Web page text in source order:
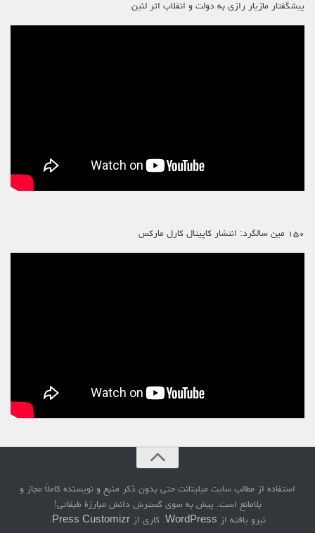
پیشگفتار مازیار رازی به دولت و انقلاب اثر لنین
۱۵۰ مین سالگرد: انتشار کاپیتال کارل مارکس
استفاده از مطالب سایت میلیتانت حتی بدون ذکر منبع و نویسنده کاملاً مجاز و
بلامانع است. پیش به سوی گسترش دانش مبارزۀ طبقاتی!
نیرو یافته از WordPress. کاری از Press Customizr
.